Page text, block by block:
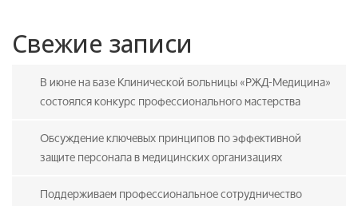
Свежие записи
В июне на базе Клинической больницы «РЖД-Медицина»
состоялся конкурс профессионального мастерства
Обсуждение ключевых принципов по эффективной
защите персонала в медицинских организациях
Поддерживаем профессиональное сотрудничество